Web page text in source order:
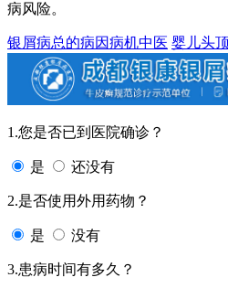
病风险。
银屑病总的病因病机中医 婴儿头
1.您是否已到医院确诊？
是 还没有
2.是否使用外用药物？
是 没有
3.患病时间有多久？